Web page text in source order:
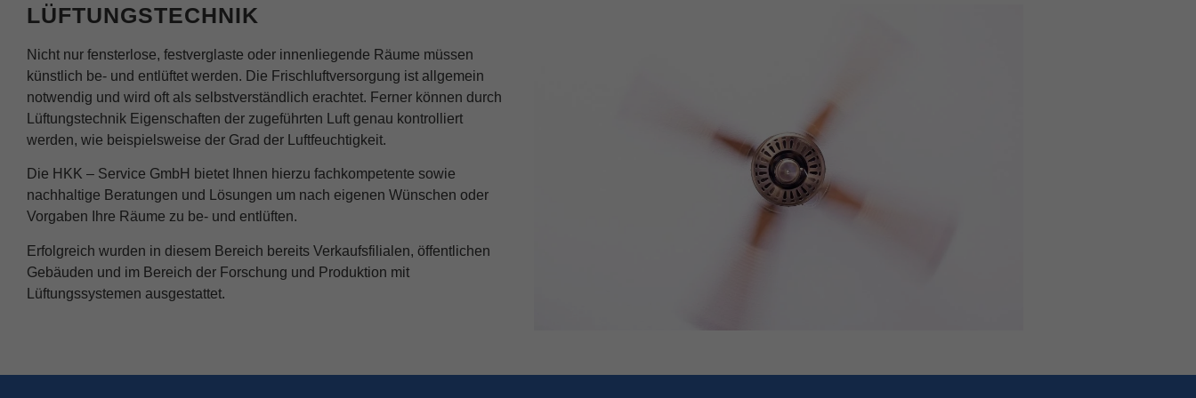
LÜFTUNGSTECHNIK
Nicht nur fensterlose, festverglaste oder innenliegende Räume müssen
künstlich be- und entlüftet werden. Die Frischluftversorgung ist allgemein
notwendig und wird oft als selbstverständlich erachtet. Ferner können durch
Lüftungstechnik Eigenschaften der zugeführten Luft genau kontrolliert
werden, wie beispielsweise der Grad der Luftfeuchtigkeit.
Die HKK – Service GmbH bietet Ihnen hierzu fachkompetente sowie
nachhaltige Beratungen und Lösungen um nach eigenen Wünschen oder
Vorgaben Ihre Räume zu be- und entlüften.
Erfolgreich wurden in diesem Bereich bereits Verkaufsfilialen, öffentlichen
Gebäuden und im Bereich der Forschung und Produktion mit
Lüftungssystemen ausgestattet.
Hier finden Sie eine Übersicht über alle verwendeten Cookies. Sie können Ihre Einwilligung zu ganzen Kategorien
geben oder sich weitere Informationen anzeigen lassen und so nur bestimmte Cookies auswählen.
Alle akzeptieren Speichern
Datenschutzeinstellungen
Essenziell (1)
Essenzielle Cookies ermöglichen grundlegende Funktionen und sind für die einwandfreie Funktion der Website erforderlich.
Inhalte von Videoplattformen und Social-Media-Plattformen werden standardmäßig blockiert. Wenn Cookies von externen
Medien akzeptiert werden, bedarf der Zugriff auf diese Inhalte keiner manuellen Einwilligung mehr.